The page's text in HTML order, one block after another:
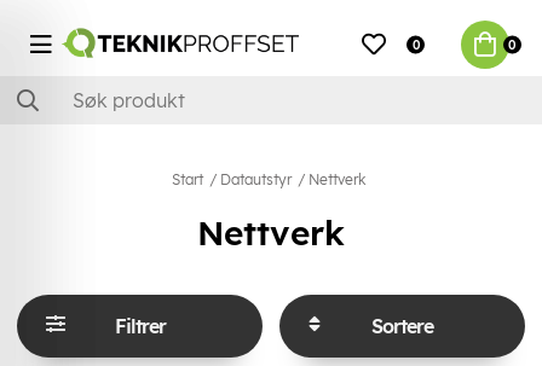
0 0
Start Datautstyr Nettverk
Nettverk
Filtrer Sortere